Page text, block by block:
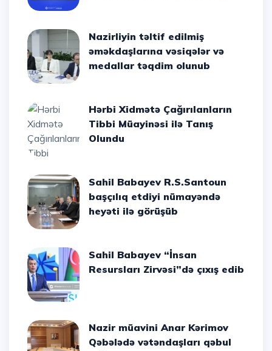
Nazirliyin təltif edilmiş
əməkdaşlarına vəsiqələr və
medallar təqdim olunub
Hərbi Xidmətə Çağırılanların
Tibbi Müayinəsi ilə Tanış
Olundu
Sahil Babayev R.S.Santoun
başçılıq etdiyi nümayəndə
heyəti ilə görüşüb
Sahil Babayev “İnsan
Resursları Zirvəsi”də çıxış edib
Nazir müavini Anar Kərimov
Qəbələdə vətəndaşları qəbul